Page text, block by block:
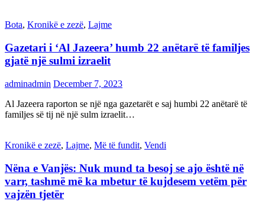
Bota, Kronikë e zezë, Lajme
Gazetari i ‘Al Jazeera’ humb 22 anëtarë të familjes
gjatë një sulmi izraelit
adminadmin December 7, 2023
Al Jazeera raporton se një nga gazetarët e saj humbi 22 anëtarë të
familjes së tij në një sulm izraelit…
Kronikë e zezë, Lajme, Më të fundit, Vendi
Nëna e Vanjës: Nuk mund ta besoj se ajo është në
varr, tashmë më ka mbetur të kujdesem vetëm për
vajzën tjetër